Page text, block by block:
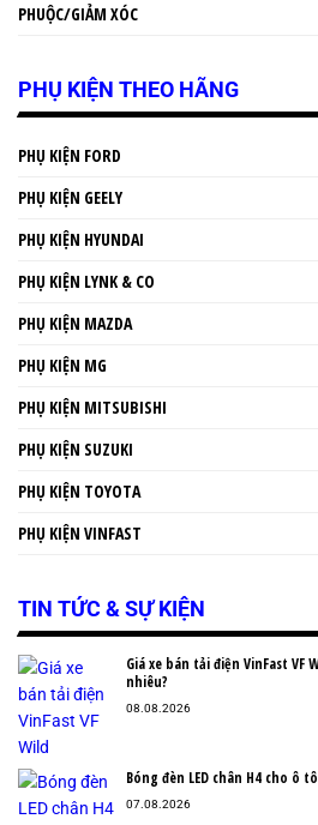
PHUỘC/GIẢM XÓC
PHỤ KIỆN THEO HÃNG
PHỤ KIỆN FORD
PHỤ KIỆN GEELY
PHỤ KIỆN HYUNDAI
PHỤ KIỆN LYNK & CO
PHỤ KIỆN MAZDA
PHỤ KIỆN MG
PHỤ KIỆN MITSUBISHI
PHỤ KIỆN SUZUKI
PHỤ KIỆN TOYOTA
PHỤ KIỆN VINFAST
TIN TỨC & SỰ KIỆN
Giá xe bán tải điện VinFast
nhiêu?
08.08.2026
Bóng đèn LED chân H4 cho ô
07.08.2026